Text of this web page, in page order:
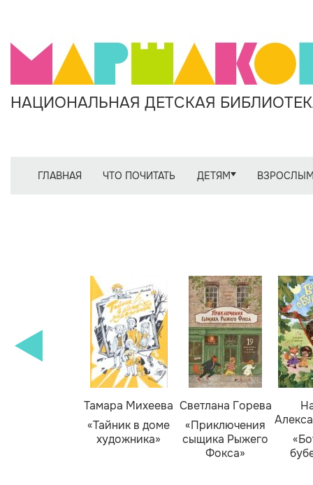
НАЦИОНАЛЬНАЯ ДЕТСКАЯ
ГЛАВНАЯ ЧТО ПОЧИТАТЬ ДЕТЯМ
Тамара Михеева
«Тайник в доме
художника»
Светлана Горева
«Приключения
сыщика Рыжего
Фокса»